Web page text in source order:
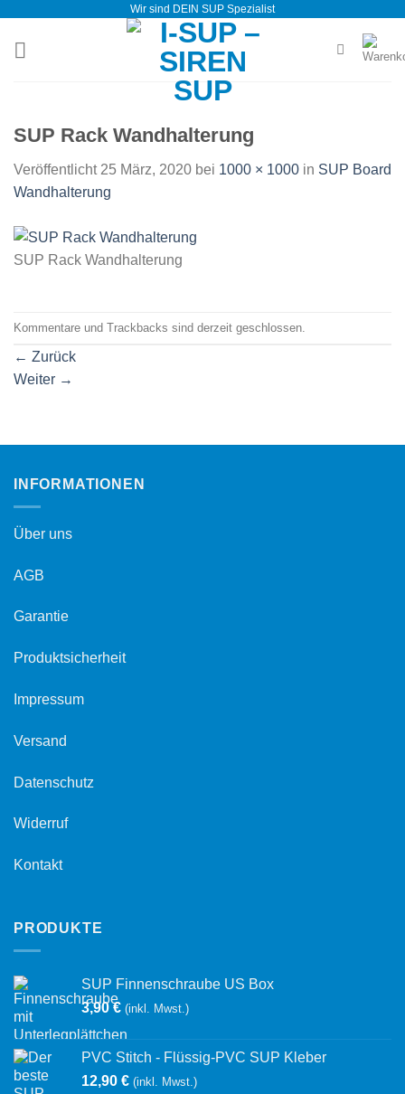
springen
Wir sind DEIN SUP Spezialist
SUP Rack Wandhalterung
Veröffentlicht 25 März, 2020 bei 1000 × 1000 in SUP Board
Wandhalterung
SUP Rack Wandhalterung
Kommentare und Trackbacks sind derzeit geschlossen.
← Zurück
Weiter →
INFORMATIONEN
Über uns
AGB
Garantie
Produktsicherheit
Impressum
Versand
Datenschutz
Widerruf
Kontakt
PRODUKTE
SUP Finnenschraube US Box
3,90€ (inkl. Mwst.)
PVC Stitch - Flüssig-PVC SUP Kleber
12,90 € (inkl. Mwst.)